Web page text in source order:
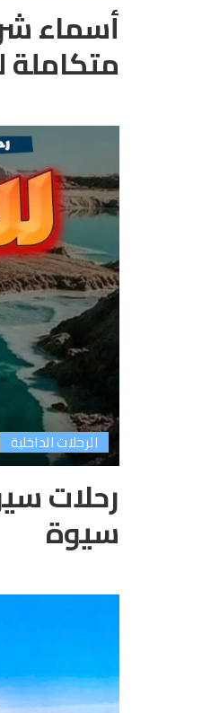
أسماء
متكاملة
الرحلات الداخلية
رحلات
سيوة